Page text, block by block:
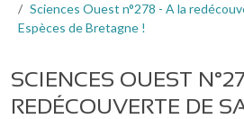
Sciences Ouest n°278 - A la
Espèces de Bretagne !
SCIENCES OUEST
REDÉCOUVERTE DE